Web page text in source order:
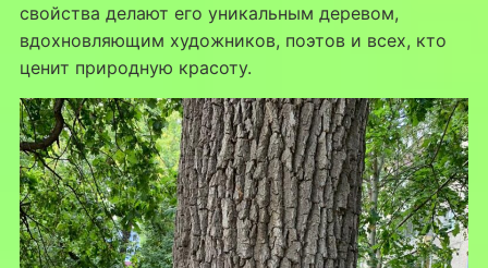
свойства делают его уникальным деревом,
вдохновляющим художников, поэтов и всех, кто
ценит природную красоту.